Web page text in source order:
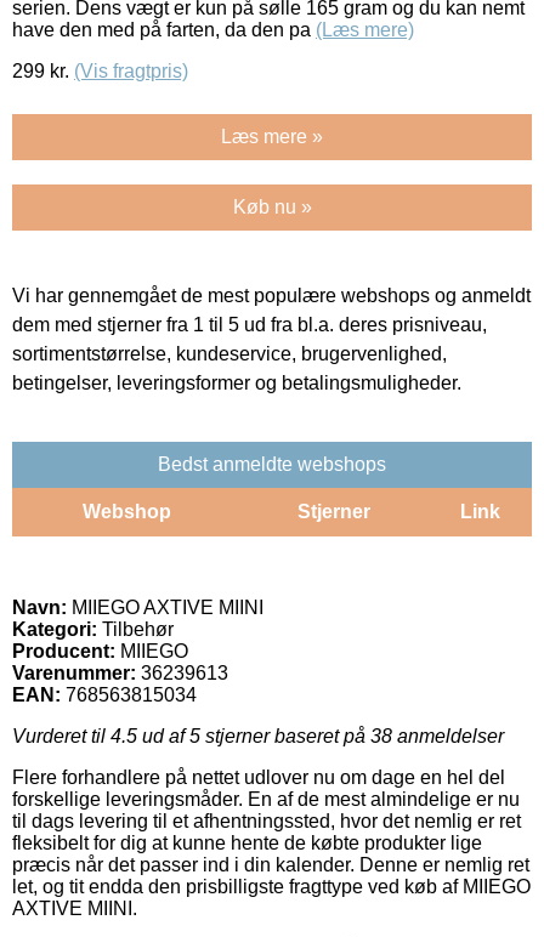
serien. Dens vægt er kun på sølle 165 gram og du kan nemt
have den med på farten, da den pa (Læs mere)
299 kr. (Vis fragtpris)
Læs mere »
Køb nu »
Vi har gennemgået de mest populære webshops og anmeldt
dem med stjerner fra 1 til 5 ud fra bl.a. deres prisniveau,
sortimentstørrelse, kundeservice, brugervenlighed,
betingelser, leveringsformer og betalingsmuligheder.
Bedst anmeldte webshops
Webshop Stjerner Link
Navn: MIIEGO AXTIVE MIINI
Kategori: Tilbehør
Producent: MIIEGO
Varenummer: 36239613
EAN: 768563815034
Vurderet til 4.5 ud af 5 stjerner baseret på 38 anmeldelser
Flere forhandlere på nettet udlover nu om dage en hel del
forskellige leveringsmåder. En af de mest almindelige er nu
til dags levering til et afhentningssted, hvor det nemlig er ret
fleksibelt for dig at kunne hente de købte produkter lige
præcis når det passer ind i din kalender. Denne er nemlig ret
let, og tit endda den prisbilligste fragttype ved køb af MIIEGO
AXTIVE MIINI.